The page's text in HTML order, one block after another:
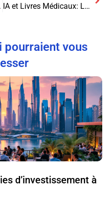
ponts
IA et Livres Médicaux: Le Danger Silencieux des Faux Experts
pourraient vous
d’investissement à